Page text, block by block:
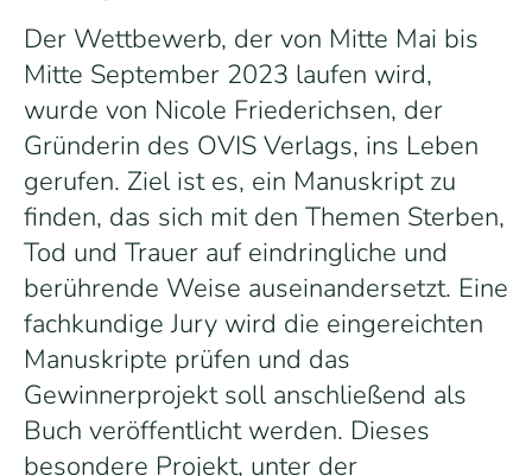
Der Wettbewerb, der von Mitte Mai bis
Mitte September 2023 laufen wird,
wurde von Nicole Friederichsen, der
Gründerin des OVIS Verlags, ins Leben
gerufen. Ziel ist es, ein Manuskript zu
finden, das sich mit den Themen Sterben,
Tod und Trauer auf eindringliche und
berührende Weise auseinandersetzt. Eine
fachkundige Jury wird die eingereichten
Manuskripte prüfen und das
Gewinnerprojekt soll anschließend als
Buch veröffentlicht werden. Dieses
besondere Projekt, unter der